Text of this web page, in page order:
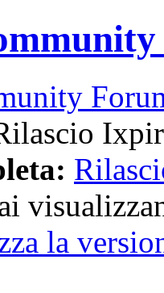
la